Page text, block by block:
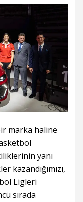
marka haline
yanı
kazandığımızı,
Ligleri
sırada